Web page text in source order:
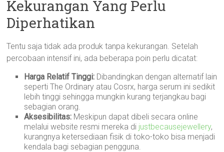
Kekurangan Yang Perlu
Diperhatikan
Tentu saja tidak ada produk tanpa kekurangan. Setelah
percobaan intensif ini, ada beberapa poin perlu dicatat:
Harga Relatif Tinggi: Dibandingkan dengan alternatif lain
seperti The Ordinary atau Cosrx, harga serum ini sedikit
lebih tinggi sehingga mungkin kurang terjangkau bagi
sebagian orang.
Aksesibilitas: Meskipun dapat dibeli secara online
melalui website resmi mereka di justbecausejewellery,
kurangnya ketersediaan fisik di toko-toko bisa menjadi
kendala bagi sebagian pengguna.